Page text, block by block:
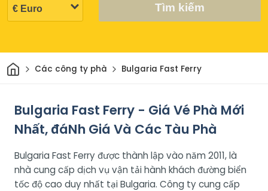
Tìm kiếm
Trang chủ
Các công ty phà Bulgaria Fast Ferry
Bulgaria Fast Ferry - Giá Vé Phà Mới
Nhất, đáNh Giá Và Các Tàu Phà
Bulgaria Fast Ferry được thành lập vào năm 2011, là
nhà cung cấp dịch vụ vận tải hành khách đường biển
tốc độ cao duy nhất tại Bulgaria. Công ty cung cấp